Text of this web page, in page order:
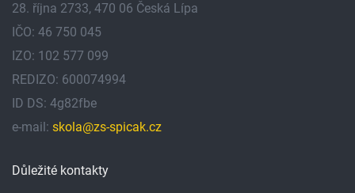
28. října 2733, 470 06 Česká Lípa
IČO: 46 750 045
IZO: 102 577 099
REDIZO: 600074994
ID DS: 4g82fbe
e-mail: skola@zs-spicak.cz
Důležité kontakty